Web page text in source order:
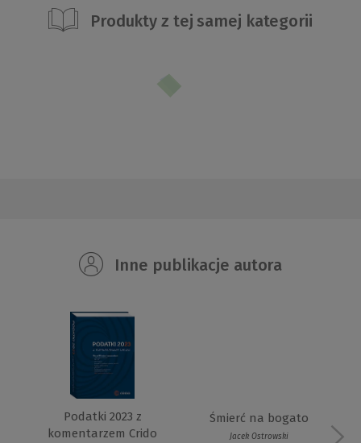
Produkty z tej samej kategorii
Inne publikacje autora
Podatki 2023 z
komentarzem Crido
Śmierć na bogato
Jacek Ostrowski